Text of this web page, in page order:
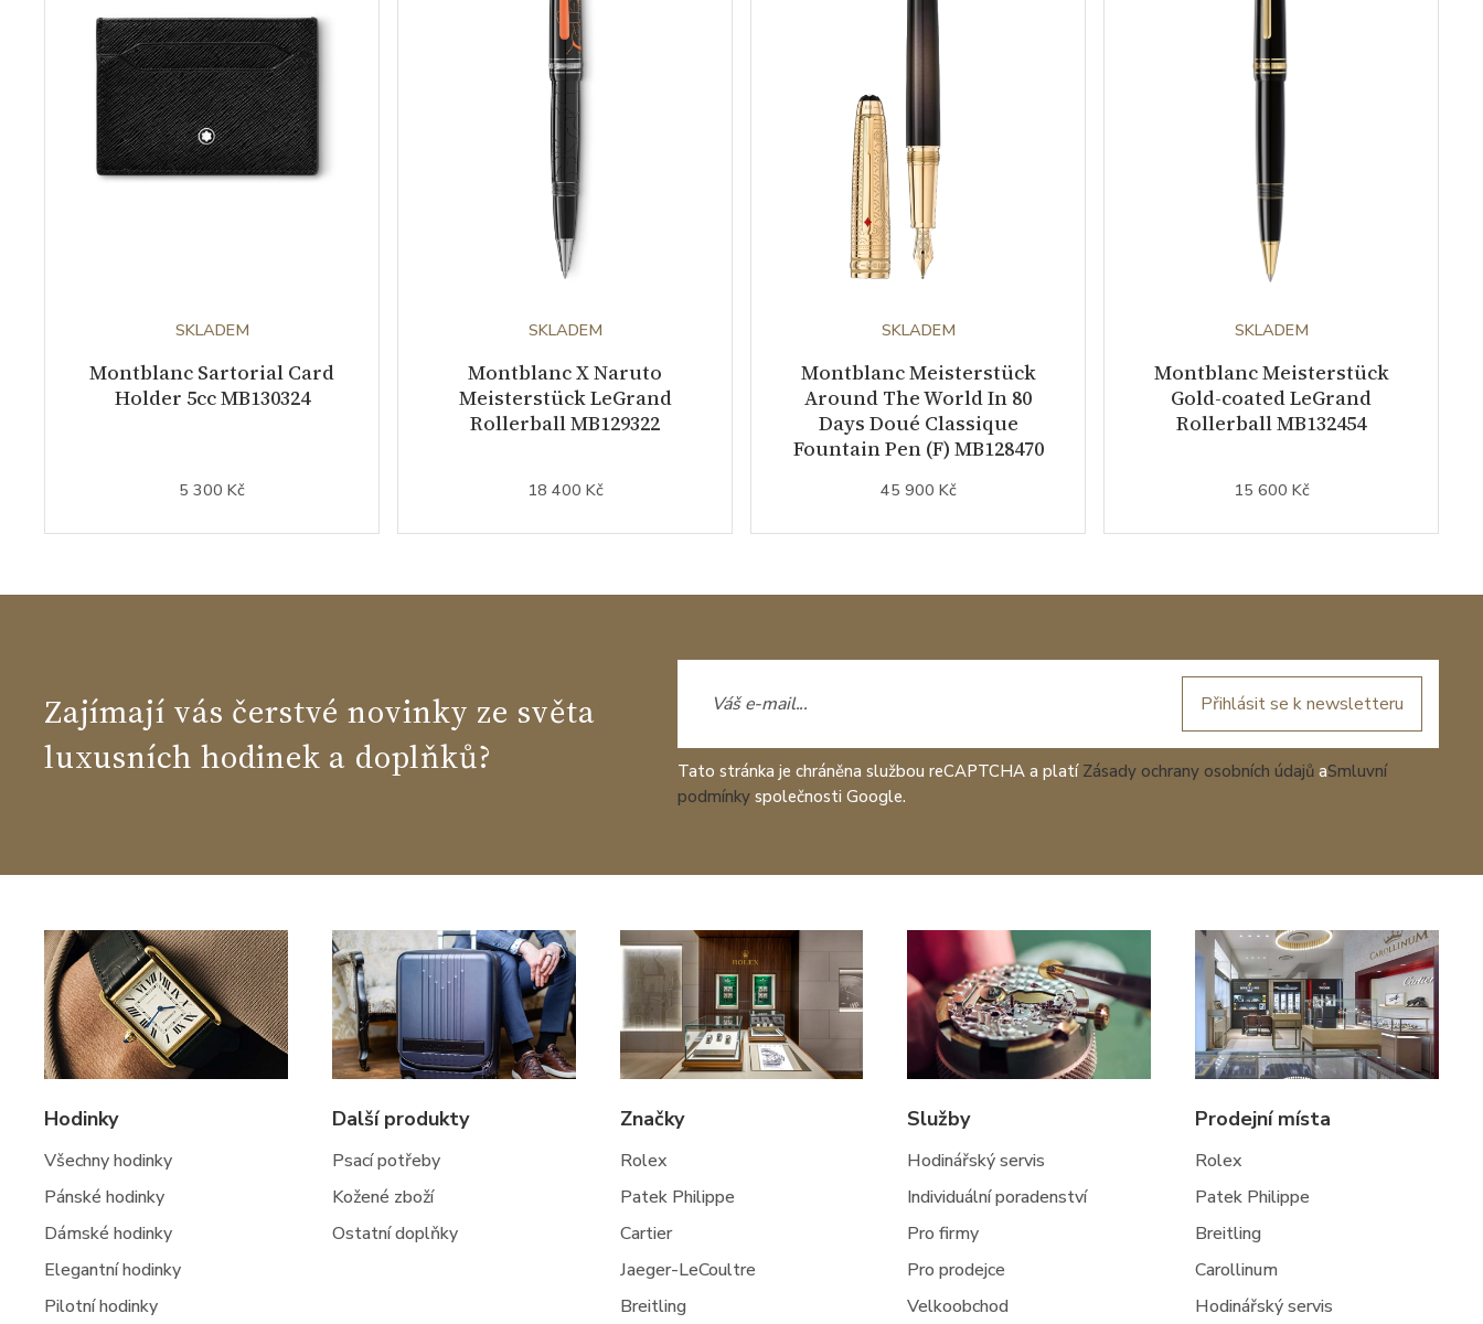
SKLADEM
Montblanc Sartorial Card
Holder 5cc MB130324
5 300 Kč
SKLADEM
Montblanc X Naruto
Meisterstück LeGrand
Rollerball MB129322
18 400 Kč
SKLADEM
Montblanc Meisterstück
Around The World In 80
Days Doué Classique
Fountain Pen (F) MB128470
45 900 Kč
SKLADEM
Montblanc Meisterstück
Gold-coated LeGrand
Rollerball MB132454
15 600 Kč
Zajímají vás čerstvé novinky ze světa
luxusních hodinek a doplňků?
Přihlásit se k newsletteru
Tato stránka je chráněna službou reCAPTCHA a platí Zásady ochrany osobních údajů aSmluvní
podmínky společnosti Google.
Hodinky
Všechny hodinky
Pánské hodinky
Dámské hodinky
Elegantní hodinky
Pilotní hodinky
Další produkty
Psací potřeby
Kožené zboží
Ostatní doplňky
Značky
Rolex
Patek Philippe
Cartier
Jaeger-LeCoultre
Breitling
Služby
Hodinářský servis
Individuální poradenství
Pro firmy
Pro prodejce
Velkoobchod
Prodejní místa
Rolex
Patek Philippe
Breitling
Carollinum
Hodinářský servis